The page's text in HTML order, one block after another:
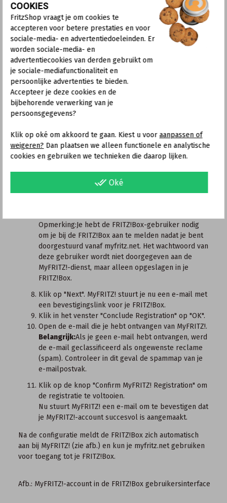
mailadres in.
Voer in het invoerveld "MyFRITZ! password" een
nieuw wachtwoord in, dat je nergens anders voor
gebruikt en klik op "Next".
Opmerking:Voortaan heb je het MyFRITZ!-
wachtwoord nodig om in te loggen bij de MyFRITZ!-
dienst opmyfritz.net. Vervolgens word je vanaf
myfritz.net doorgestuurd naar je eigen FRITZ!Box.
Als je nog geen gebruiker hebt aangemaakt in de
FRITZ!Box, maak je een gebruiker aan die toegang
krijgt tot de FRITZ!Box vanaf internet.
aangemaakt in de FRITZ!Box, wordt deze gebruiker
automatisch geselecteerd voor toegang tot de
FRITZ!Box vanaf internet.
Als je in de FRITZ!Box een gebruiker hebt
aangemaakt zonder e-mailadres, selecteer je een al
bestaande gebruiker of je klikt op de knop "New
Opmerking:Je hebt de FRITZ!Box-gebruiker nodig
om je bij de FRITZ!Box aan te melden nadat je bent
doorgestuurd vanaf myfritz.net. Het wachtwoord van
deze gebruiker wordt niet doorgegeven aan de
MyFRITZ!-dienst, maar alleen opgeslagen in je
FRITZ!Box.
Klik op "Next". MyFRITZ! stuurt je nu een e-mail met
een bevestigingslink voor je FRITZ!Box.
Klik in het venster "Conclude Registration" op "OK".
Open de e-mail die je hebt ontvangen van MyFRITZ!.
Belangrijk:Als je geen e-mail hebt ontvangen, werd
de e-mail geclassificeerd als ongewenste reclame
(spam). Controleer in dit geval de spammap van je
e-mailpostvak.
Klik op de knop "Confirm MyFRITZ! Registration" om
de registratie te voltooien.
Nu stuurt MyFRITZ! een e-mail om te bevestigen dat
je MyFRITZ!-account succesvol is aangemaakt.
Na de configuratie meldt de FRITZ!Box zich automatisch
aan bij MyFRITZ! (zie afb.) en kun je myfritz.net gebruiken
voor toegang tot je FRITZ!Box.
Afb.: MyFRITZ!-account in de FRITZ!Box gebruikersinterface
COOKIES
FritzShop vraagt je om cookies te
accepteren voor betere prestaties en voor
sociale-media- en advertentiedoeleinden. Er
worden sociale-media- en
advertentiecookies van derden gebruikt om
je sociale-mediafunctionaliteit en
persoonlijke advertenties te bieden.
Accepteer je deze cookies en de
bijbehorende verwerking van je
persoonsgegevens?
Klik op oké om akkoord te gaan. Kiest u vooraanpassen of
weigeren? Dan plaatsen we alleen functionele en analytische
cookies en gebruiken we technieken die daarop lijken.
done_all Oké